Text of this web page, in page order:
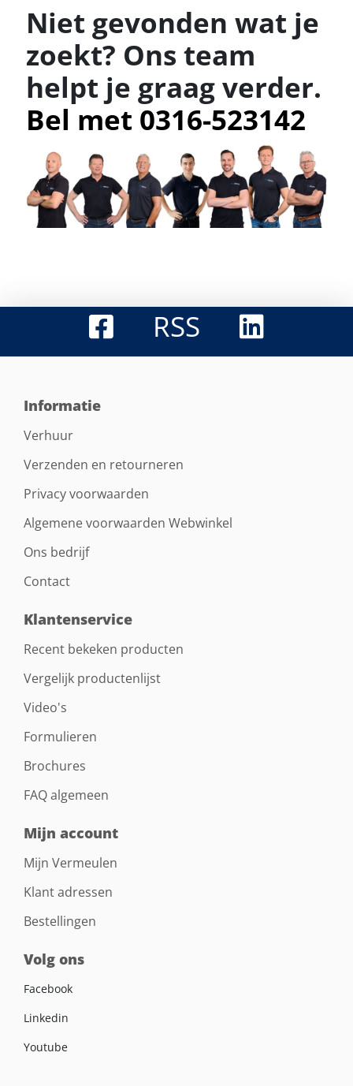
Niet gevonden wat je
zoekt? Ons team
helpt je graag verder.
Bel met 0316-523142
RSS
Informatie
Verhuur
Verzenden en retourneren
Privacy voorwaarden
Algemene voorwaarden Webwinkel
Ons bedrijf
Contact
Klantenservice
Recent bekeken producten
Vergelijk productenlijst
Video's
Formulieren
Brochures
FAQ algemeen
Mijn account
Mijn Vermeulen
Klant adressen
Bestellingen
Volg ons
Facebook
Linkedin
Youtube